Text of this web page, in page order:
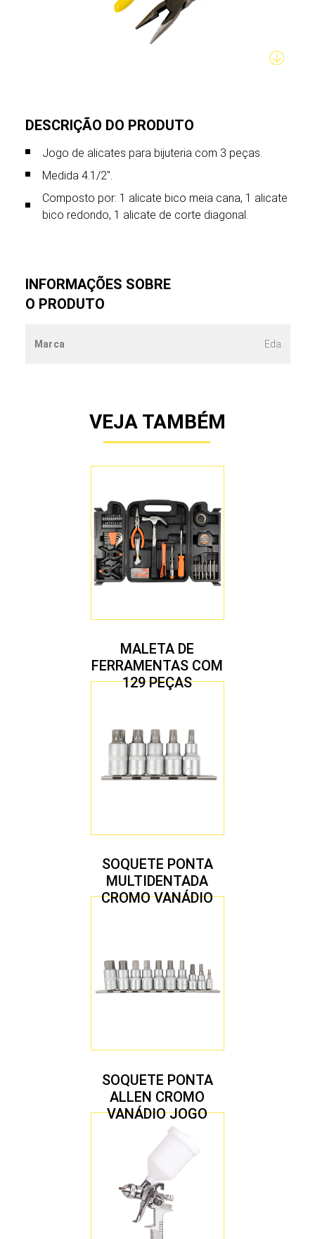
DESCRIÇÃO DO PRODUTO
Jogo de alicates para bijuteria com 3 peças.
Medida 4.1/2".
Composto por: 1 alicate bico meia cana, 1 alicate
bico redondo, 1 alicate de corte diagonal.
INFORMAÇÕES SOBRE
O PRODUTO
Marca Eda
VEJA TAMBÉM
MALETA DE
FERRAMENTAS COM
129 PEÇAS
SOQUETE PONTA
MULTIDENTADA
CROMO VANÁDIO
SOQUETE PONTA
ALLEN CROMO
VANÁDIO JOGO
COM 10 PEÇAS